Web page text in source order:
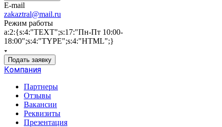
E-mail
zakaztral@mail.ru
Режим работы
a:2:{s:4:"TEXT";s:17:"Пн-Пт 10:00-
18:00";s:4:"TYPE";s:4:"HTML";}
Подать заявку
Компания
Партнеры
Отзывы
Вакансии
Реквизиты
Презентация